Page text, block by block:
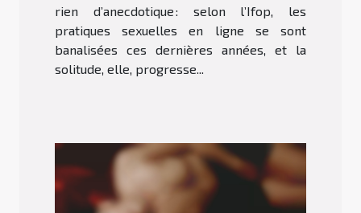
rien d’anecdotique : selon l’Ifop, les
pratiques sexuelles en ligne se sont
banalisées ces dernières années, et la
solitude, elle, progresse...